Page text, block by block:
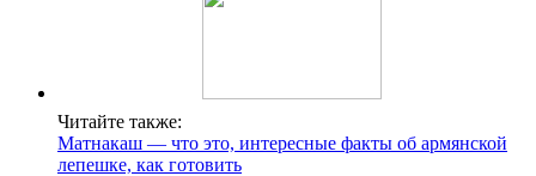
Читайте также:
Матнакаш — что это, интересные факты об армянской
лепешке, как готовить